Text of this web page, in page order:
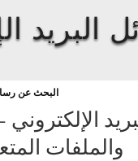
البحث عن
الإلكتروني
والملفات